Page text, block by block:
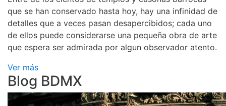
que se han conservado hasta hoy, hay una infinidad de
detalles que a veces pasan desapercibidos; cada uno
de ellos puede considerarse una pequeña obra de arte
que espera ser admirada por algun observador atento.
Ver más
Blog BDMX